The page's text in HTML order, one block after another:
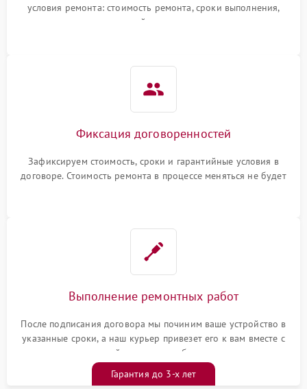
условия ремонта: стоимость ремонта, сроки выполнения,
гарантийные условия
Фиксация договоренностей
Зафиксируем стоимость, сроки и гарантийные условия в
договоре. Стоимость ремонта в процессе меняться не будет
Выполнение ремонтных работ
После подписания договора мы починим ваше устройство в
указанные сроки, а наш курьер привезет его к вам вместе с
гарантийным талоном бесплатно
Гарантия до 3-х лет